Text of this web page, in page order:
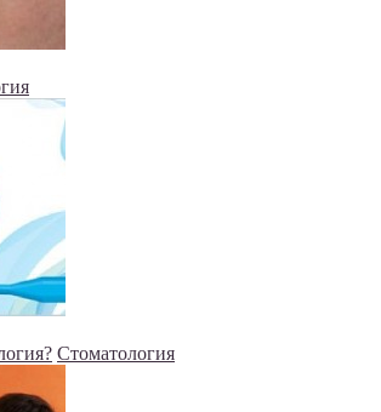
Стоматология